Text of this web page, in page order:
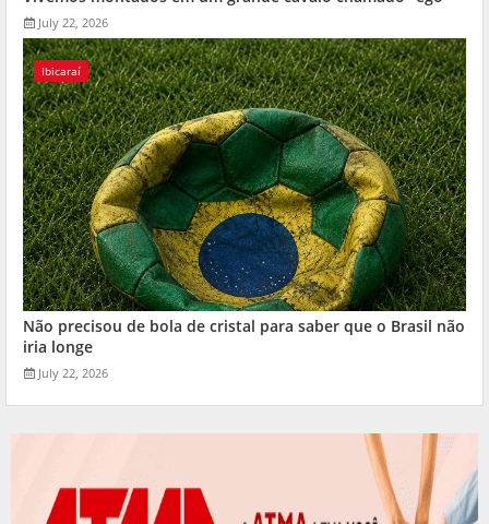
July 22, 2026
Ibicaraí
Não precisou de bola de cristal para saber que o Brasil não
iria longe
July 22, 2026